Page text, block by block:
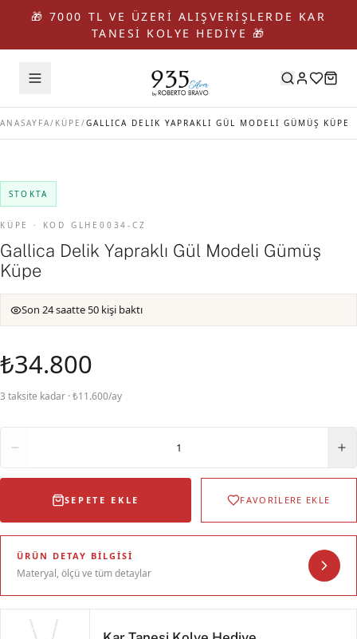
🎁 7000 TL VE ÜZERİ ALIŞVERİŞLERDE KAR
TANESİ KOLYE HEDİYE 🎁
ANASAYFA/ KÜPE /GALLICA DELIK YAPRAKLI GÜL MODELI GÜMÜŞ KÜPE
STOKTA
KÜPE · KOD GLHE0034-CZ
Gallica Delik Yapraklı Gül Modeli Gümüş
Küpe
Son 24 saatte 50 kişi baktı
₺34.800
3 taksite kadar · ₺11.600/ay
1
SEPETE EKLE FAVORİLERE EKLE
ÜRÜN DETAY BILGISI
Materyal, ölçü ve tüm detaylar